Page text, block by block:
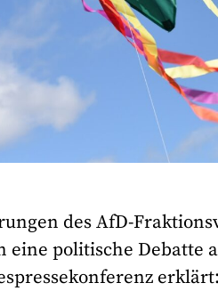
des AfD-
eine politische Debatte